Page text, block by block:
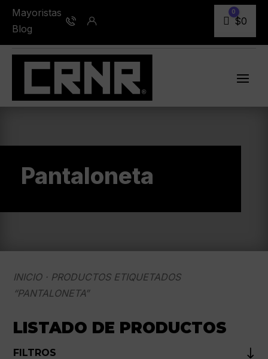
Mayoristas
Blog
Carro
0
$0
Pantaloneta
INICIO· PRODUCTOS ETIQUETADOS
“PANTALONETA”
LISTADO DE PRODUCTOS
FILTROS